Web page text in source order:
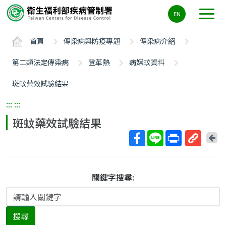
要
ALT+C
EN
首頁 傳染病與防疫專題
傳染病介紹
第二類法定傳染病
登革熱
病媒蚊資料
斑蚊藥效試驗結果
::: :::
斑蚊藥效試驗結果
網
回
關鍵字搜尋:
搜尋